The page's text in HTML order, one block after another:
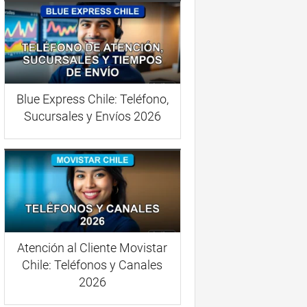
Blue Express Chile: Teléfono,
Sucursales y Envíos 2026
Atención al Cliente Movistar
Chile: Teléfonos y Canales
2026